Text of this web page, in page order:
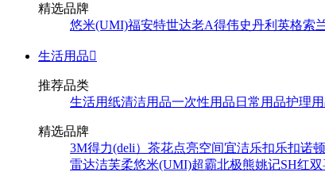
精选品牌
悠米(UMI)福安特世达老A得伟史丹利 英格索
生活用品
推荐品类
生活用纸清洁用品一次性用品 日常用品护理
精选品牌
3M得力(deli） 茶花点亮空间宜洁乐扣乐扣诺顿
雷达洁芙柔悠米(UMI)超霸北极熊姚记SH红双